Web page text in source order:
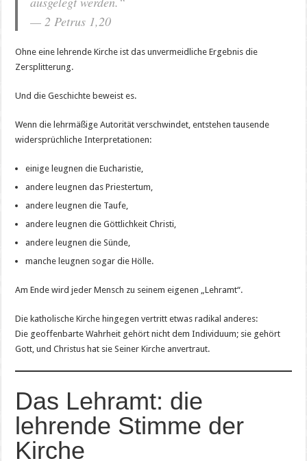
— 2 Petrus 1,20
Ohne eine lehrende Kirche ist das unvermeidliche Ergebnis die
Zersplitterung.
Und die Geschichte beweist es.
Wenn die lehrmäßige Autorität verschwindet, entstehen tausende
widersprüchliche Interpretationen:
einige leugnen die Eucharistie,
andere leugnen das Priestertum,
andere leugnen die Taufe,
andere leugnen die Göttlichkeit Christi,
andere leugnen die Sünde,
manche leugnen sogar die Hölle.
Am Ende wird jeder Mensch zu seinem eigenen „Lehramt“.
Die katholische Kirche hingegen vertritt etwas radikal anderes:
Die geoffenbarte Wahrheit gehört nicht dem Individuum; sie gehört
Gott, und Christus hat sie Seiner Kirche anvertraut.
Das Lehramt: die
lehrende Stimme der
Kirche